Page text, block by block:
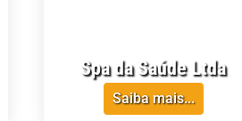
Spa da Saúde Ltda
Saiba mais...